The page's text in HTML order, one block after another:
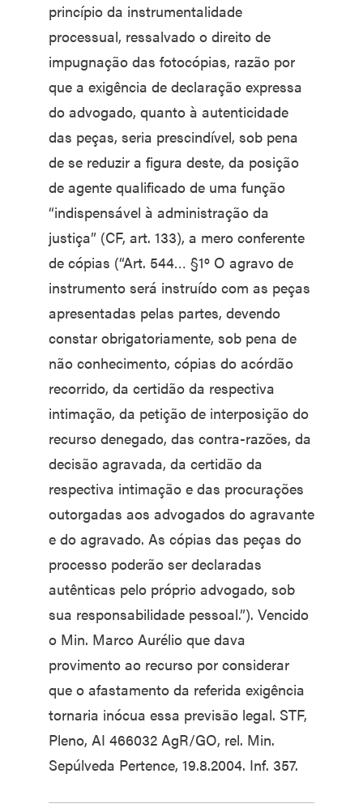
princípio da instrumentalidade
processual, ressalvado o direito de
impugnação das fotocópias, razão por
que a exigência de declaração expressa
do advogado, quanto à autenticidade
das peças, seria prescindível, sob pena
de se reduzir a figura deste, da posição
de agente qualificado de uma função
“indispensável à administração da
justiça” (CF, art. 133), a mero conferente
de cópias (“Art. 544… §1º O agravo de
instrumento será instruído com as peças
apresentadas pelas partes, devendo
constar obrigatoriamente, sob pena de
não conhecimento, cópias do acórdão
recorrido, da certidão da respectiva
intimação, da petição de interposição do
recurso denegado, das contra-razões, da
decisão agravada, da certidão da
respectiva intimação e das procurações
outorgadas aos advogados do agravante
e do agravado. As cópias das peças do
processo poderão ser declaradas
autênticas pelo próprio advogado, sob
sua responsabilidade pessoal.”). Vencido
o Min. Marco Aurélio que dava
provimento ao recurso por considerar
que o afastamento da referida exigência
tornaria inócua essa previsão legal. STF,
Pleno, AI 466032 AgR/GO, rel. Min.
Sepúlveda Pertence, 19.8.2004. Inf. 357.